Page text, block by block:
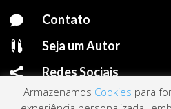
 Contato
 Seja um Autor
 Redes Sociais
Armazenamos Cookies para